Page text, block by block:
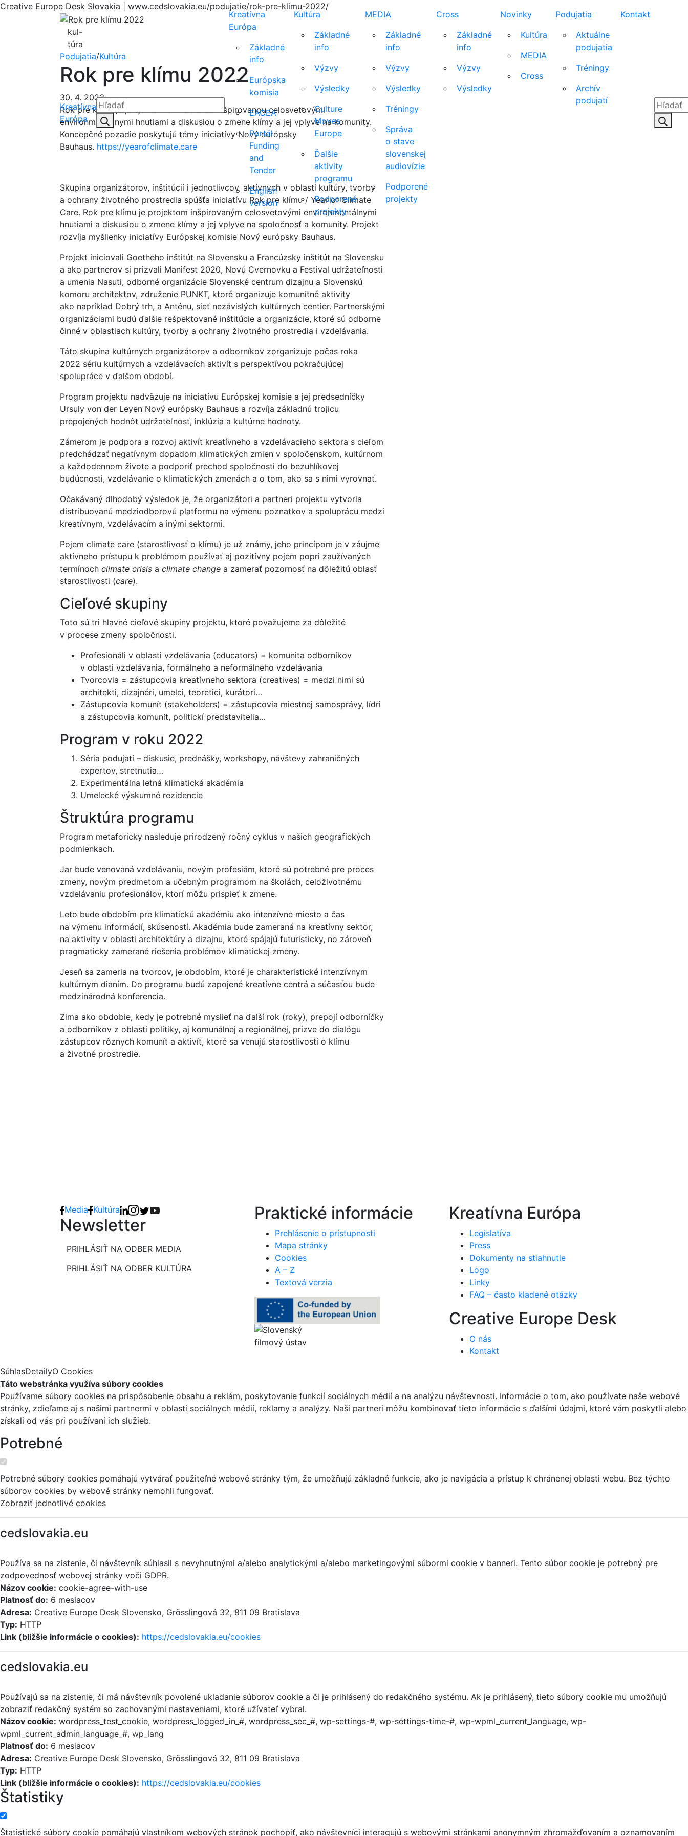
Creative Europe Desk Slovakia | www.cedslovakia.eu/podujatie/rok-pre-klimu-2022/
Kreatívna
Európa
Hľadať:Hľadať
Kreatívna
Európa
Základné
info
Európska
komisia
EACEA
Portál
Funding
and
Tender
English
version
Kultúra
Základné
info
Výzvy
Výsledky
Culture
Moves
Europe
Ďalšie
aktivity
programu
Podporené
projekty
MEDIA
Základné
info
Výzvy
Výsledky
Tréningy
Správa
o stave
slovenskej
audiovízie
Podporené
projekty
Cross
Základné
info
Výzvy
Výsledky
Novinky
Kultúra
MEDIA
Cross
Podujatia
Aktuálne
podujatia
Tréningy
Archív
podujatí
Kontakt
Hľadať:
kul-
túra
Podujatia/Kultúra
Rok pre klímu 2022
30. 4. 2023
Rok pre klímu je projektom a iniciatívou inšpirovanou celosvetovými
environmentálnymi hnutiami a diskusiou o zmene klímy a jej vplyve na komunity.
Koncepčné pozadie poskytujú témy iniciatívy Nový európsky
Bauhaus. https://yearofclimate.care
Skupina organizátorov, inštitúcií i jednotlivcov, aktívnych v oblasti kultúry, tvorby
a ochrany životného prostredia spúšťa iniciatívu Rok pre klímu / Year of Climate
Care. Rok pre klímu je projektom inšpirovaným celosvetovými environmentálnymi
hnutiami a diskusiou o zmene klímy a jej vplyve na spoločnosť a komunity. Projekt
rozvíja myšlienky iniciatívy Európskej komisie Nový európsky Bauhaus.
Projekt iniciovali Goetheho inštitút na Slovensku a Francúzsky inštitút na Slovensku
a ako partnerov si prizvali Manifest 2020, Novú Cvernovku a Festival udržateľnosti
a umenia Nasuti, odborné organizácie Slovenské centrum dizajnu a Slovenskú
komoru architektov, združenie PUNKT, ktoré organizuje komunitné aktivity
ako napríklad Dobrý trh, a Anténu, sieť nezávislých kultúrnych centier. Partnerskými
organizáciami budú ďalšie rešpektované inštitúcie a organizácie, ktoré sú odborne
činné v oblastiach kultúry, tvorby a ochrany životného prostredia i vzdelávania.
Táto skupina kultúrnych organizátorov a odborníkov zorganizuje počas roka
2022 sériu kultúrnych a vzdelávacích aktivít s perspektívou pokračujúcej
spolupráce v ďalšom období.
Program projektu nadväzuje na iniciatívu Európskej komisie a jej predsedníčky
Ursuly von der Leyen Nový európsky Bauhaus a rozvíja základnú trojicu
prepojených hodnôt udržateľnosť, inklúzia a kultúrne hodnoty.
Zámerom je podpora a rozvoj aktivít kreatívneho a vzdelávacieho sektora s cieľom
predchádzať negatívnym dopadom klimatických zmien v spoločenskom, kultúrnom
a každodennom živote a podporiť prechod spoločnosti do bezuhlíkovej
budúcnosti, vzdelávanie o klimatických zmenách a o tom, ako sa s nimi vyrovnať.
Očakávaný dlhodobý výsledok je, že organizátori a partneri projektu vytvoria
distribuovanú medziodborovú platformu na výmenu poznatkov a spoluprácu medzi
kreatívnym, vzdelávacím a inými sektormi.
Pojem climate care (starostlivosť o klímu) je už známy, jeho princípom je v záujme
aktívneho prístupu k problémom používať aj pozitívny pojem popri zaužívaných
termínoch climate crisis a climate change a zamerať pozornosť na dôležitú oblasť
starostlivosti (care).
Cieľové skupiny
Toto sú tri hlavné cieľové skupiny projektu, ktoré považujeme za dôležité
v procese zmeny spoločnosti.
Profesionáli v oblasti vzdelávania (educators) = komunita odborníkov
v oblasti vzdelávania, formálneho a neformálneho vzdelávania
Tvorcovia = zástupcovia kreatívneho sektora (creatives) = medzi nimi sú
architekti, dizajnéri, umelci, teoretici, kurátori…
Zástupcovia komunít (stakeholders) = zástupcovia miestnej samosprávy, lídri
a zástupcovia komunít, politickí predstavitelia…
Program v roku 2022
Séria podujatí – diskusie, prednášky, workshopy, návštevy zahraničných
expertov, stretnutia…
Experimentálna letná klimatická akadémia
Umelecké výskumné rezidencie
Štruktúra programu
Program metaforicky nasleduje prirodzený ročný cyklus v našich geografických
podmienkach.
Jar bude venovaná vzdelávaniu, novým profesiám, ktoré sú potrebné pre proces
zmeny, novým predmetom a učebným programom na školách, celoživotnému
vzdelávaniu profesionálov, ktorí môžu prispieť k zmene.
Leto bude obdobím pre klimatickú akadémiu ako intenzívne miesto a čas
na výmenu informácií, skúseností. Akadémia bude zameraná na kreatívny sektor,
na aktivity v oblasti architektúry a dizajnu, ktoré spájajú futuristicky, no zároveň
pragmaticky zamerané riešenia problémov klimatickej zmeny.
Jeseň sa zameria na tvorcov, je obdobím, ktoré je charakteristické intenzívnym
kultúrnym dianím. Do programu budú zapojené kreatívne centrá a súčasťou bude
medzinárodná konferencia.
Zima ako obdobie, kedy je potrebné myslieť na ďalší rok (roky), prepojí odborníčky
a odborníkov z oblasti politiky, aj komunálnej a regionálnej, prizve do dialógu
zástupcov rôznych komunít a aktivít, ktoré sa venujú starostlivosti o klímu
a životné prostredie.
Media Kultúra
Newsletter
PRIHLÁSIŤ NA ODBER MEDIA
PRIHLÁSIŤ NA ODBER KULTÚRA
Praktické informácie
Prehlásenie o prístupnosti
Mapa stránky
Cookies
A – Z
Textová verzia
Kreatívna Európa
Legislatíva
Press
Dokumenty na stiahnutie
Logo
Linky
FAQ – často kladené otázky
Creative Europe Desk
O nás
Kontakt
SúhlasDetailyO Cookies
Táto webstránka využíva súbory cookies
Používame súbory cookies na prispôsobenie obsahu a reklám, poskytovanie funkcií sociálnych médií a na analýzu návštevnosti. Informácie o tom, ako používate naše webové
stránky, zdieľame aj s našimi partnermi v oblasti sociálnych médií, reklamy a analýzy. Naši partneri môžu kombinovať tieto informácie s ďalšími údajmi, ktoré vám poskytli alebo
získali od vás pri používaní ich služieb.
Potrebné
Potrebné súbory cookies pomáhajú vytvárať použiteľné webové stránky tým, že umožňujú základné funkcie, ako je navigácia a prístup k chránenej oblasti webu. Bez týchto
súborov cookies by webové stránky nemohli fungovať.
Zobraziť jednotlivé cookies
cedslovakia.eu
Používa sa na zistenie, či návštevník súhlasil s nevyhnutnými a/alebo analytickými a/alebo marketingovými súbormi cookie v banneri. Tento súbor cookie je potrebný pre
zodpovednosť webovej stránky voči GDPR.
Názov cookie: cookie-agree-with-use
Platnosť do: 6 mesiacov
Adresa: Creative Europe Desk Slovensko, Grösslingová 32, 811 09 Bratislava
Typ: HTTP
Link (bližšie informácie o cookies): https://cedslovakia.eu/cookies
cedslovakia.eu
Používajú sa na zistenie, či má návštevník povolené ukladanie súborov cookie a či je prihlásený do redakčného systému. Ak je prihlásený, tieto súbory cookie mu umožňujú
zobraziť redakčný systém so zachovanými nastaveniami, ktoré užívateľ vybral.
Názov cookie: wordpress_test_cookie, wordpress_logged_in_#, wordpress_sec_#, wp-settings-#, wp-settings-time-#, wp-wpml_current_language, wp-
wpml_current_admin_language_#, wp_lang
Platnosť do: 6 mesiacov
Adresa: Creative Europe Desk Slovensko, Grösslingová 32, 811 09 Bratislava
Typ: HTTP
Link (bližšie informácie o cookies): https://cedslovakia.eu/cookies
Štatistiky
Štatistické súbory cookie pomáhajú vlastníkom webových stránok pochopiť, ako návštevníci interagujú s webovými stránkami anonymným zhromažďovaním a oznamovaním